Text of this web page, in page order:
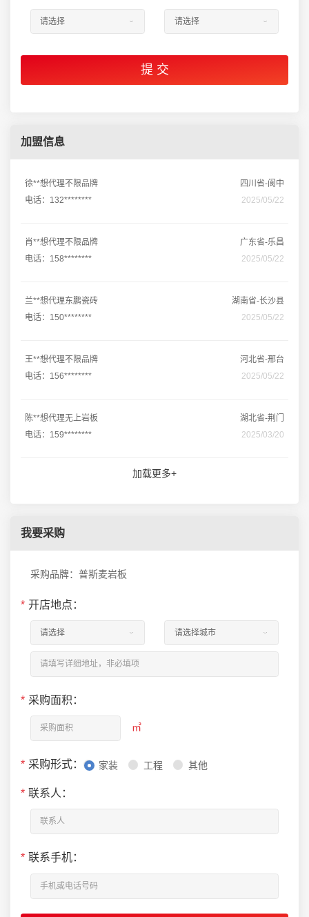
加盟信息
徐**想代理不限品牌
四川省-阆中
电话：132********
2025/05/22
肖**想代理不限品牌
广东省-乐昌
电话：158********
2025/05/22
兰**想代理东鹏瓷砖
湖南省-长沙县
电话：150********
2025/05/22
王**想代理不限品牌
河北省-邢台
电话：156********
2025/05/22
陈**想代理无上岩板
湖北省-荆门
电话：159********
2025/03/20
加载更多+
我要采购
采购品牌：普斯麦岩板
* 开店地点：
* 采购面积：
㎡
* 采购形式： 家装 工程 其他
* 联系人：
* 联系手机：